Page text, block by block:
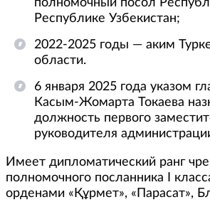
полномочный посол
Республике
2022-2025 годы — аким
области.
6 января 2025 года указом
Касым-Жомарта Токаева
должность первого
руководителя
Имеет дипломатический ранг
полномочного посланника I
орденами «Құрмет», «Парасат»,